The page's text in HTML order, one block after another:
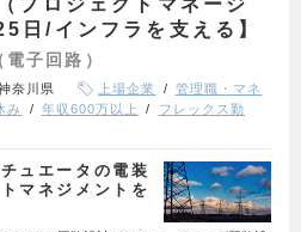
プロジェクトマネージ
日/インフラを支える】
子回路）
奈川県 上場企業
管理職・マネ
み 年収600万以上
フレックス勤
ュエータの電装
マネジメントを